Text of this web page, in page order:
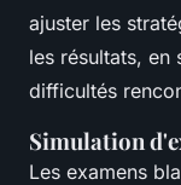
ajuster les
les résultats, en
difficultés
Simulation
Les examens